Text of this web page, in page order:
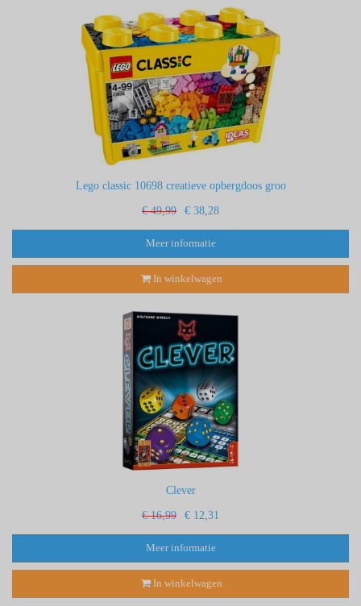
Lego classic 10698 creatieve opbergdoos groo
€ 49,99 € 38,28
Meer informatie
In winkelwagen
Clever
€ 16,99 € 12,31
Meer informatie
In winkelwagen